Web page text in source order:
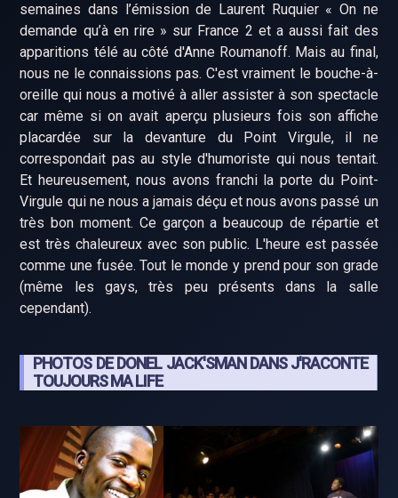
semaines dans l’émission de Laurent Ruquier « On ne
demande qu’à en rire » sur France 2 et a aussi fait des
apparitions télé au côté d'Anne Roumanoff. Mais au final,
nous ne le connaissions pas. C'est vraiment le bouche-à-
oreille qui nous a motivé à aller assister à son spectacle
car même si on avait aperçu plusieurs fois son affiche
placardée sur la devanture du Point Virgule, il ne
correspondait pas au style d'humoriste qui nous tentait.
Et heureusement, nous avons franchi la porte du Point-
Virgule qui ne nous a jamais déçu et nous avons passé un
très bon moment. Ce garçon a beaucoup de répartie et
est très chaleureux avec son public. L'heure est passée
comme une fusée. Tout le monde y prend pour son grade
(même les gays, très peu présents dans la salle
cependant).
PHOTOS DE DONEL JACK'SMAN DANS J'RACONTE
TOUJOURS MA LIFE